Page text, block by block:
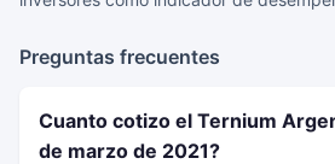
Preguntas frecuentes
Cuanto cotizo el Ternium
de marzo de 2021?